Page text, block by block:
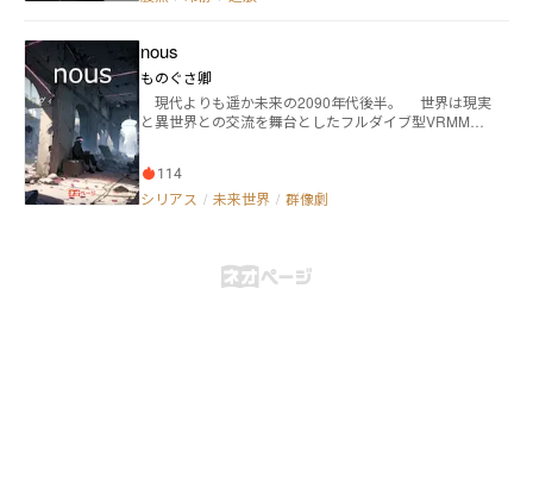
ちに、『オーラムオンライン』サ終の後に始まる新サ
ービス『オーラムオンラインPhase.2』に興味を持っ
ていく。 ≪オーラム≫が有海に連絡を取った理由、そ
れは――。 5年務めたブラック企業が潰れ、今まさに無職
『オーラムオンラインPhase.2』内で新ユニーク職業
『配信者《ストリーマー》』として活動するために、
有海はスカウトされたのだった。 これは24時間フルダ
躍していくお話。 『配信者《ストリーマー》』が世界
を救う、かもしれない？
に⋯⋯。無職から始まるハードモードをプレイするし
かない状況だが、ゲーマー魂と持ち前の知識を騒動員
して窮地に陥った騎士職の再興を決意する。 「至高の
魔術師」はやり込み要素多数、フリーシナリオによる
マルチエンディングで真のエンディングと呼ばれてい
詠唱時間が弱点だった魔術師は、無詠唱での魔法発動
が可能となる魔道具を開発し作成することが最適解だ
った。主人公はそれに早い段階から気づき、素材収集
の花形だった騎士の支援担当（閑職）から脱却し、立
場を逆転させて魔術師の地位を至高の位にまで昇格さ
nous
ものぐさ卿
現代よりも遥か未来の2090年代後半。 世界は現実
と異世界との交流を舞台としたフルダイブ型VRMMOR
十大財閥、通称十王という企業組織。 十王、そして
nousの開発者であるカノラ・リールという人物を中心
間、世界から約20億余りのプレイヤーがゲーム内へと
114
シリアス / 未来世界 / 群像劇